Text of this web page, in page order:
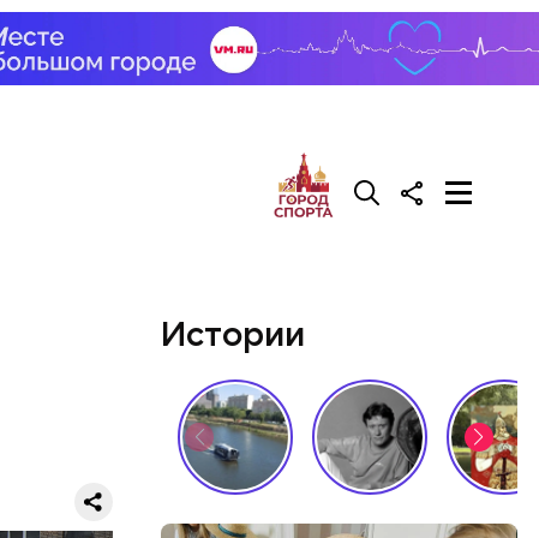
Истории